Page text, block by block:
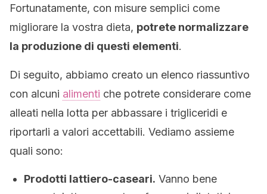
Fortunatamente, con misure semplici come
migliorare la vostra dieta, potrete normalizzare
la produzione di questi elementi.
Di seguito, abbiamo creato un elenco riassuntivo
con alcuni alimenti che potrete considerare come
alleati nella lotta per abbassare i trigliceridi e
riportarli a valori accettabili. Vediamo assieme
quali sono:
Prodotti lattiero-caseari. Vanno bene